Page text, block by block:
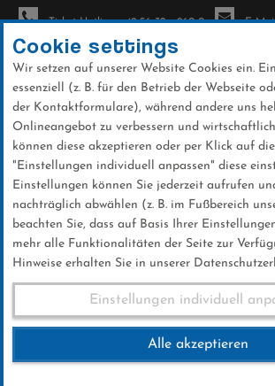
Direkt
zum
Inhalt
Ticket-Hotline: +49 56 32 - 960-0 E-
News
Weltcup-Splitter
01 .Februar 2024
Cookie settings
Wir setzen auf unserer Website Cookies ein.
essenziell (z. B. für den Betrieb der Webseite
der Kontaktformulare), während andere uns
Onlineangebot zu verbessern und
können diese akzeptieren oder per Klick auf
"Einstellungen individuell anpassen" diese
Einstellungen können Sie jederzeit aufrufen
nachträglich abwählen (z. B. im Fußbereich
beachten Sie, dass auf Basis Ihrer
mehr alle Funktionalitäten der Seite zur
Hinweise erhalten Sie in unserer
Einstellungen individuell
Alle akzeptieren